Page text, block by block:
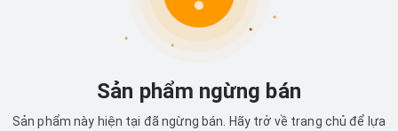
Sản phẩm ngừng bán
Sản phẩm này hiện tại đã ngừng bán. Hãy trở về trang chủ để lựa